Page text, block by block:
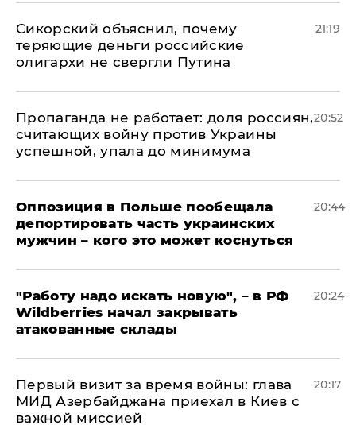
Сикорский объяснил, почему
теряющие деньги российские
олигархи не свергли Путина
21:19
​Пропаганда не работает: доля россиян,
считающих войну против Украины
успешной, упала до минимума
20:52
Оппозиция в Польше пообещала
депортировать часть украинских
мужчин – кого это может коснуться
20:44
"Работу надо искать новую", – в РФ
Wildberries начал закрывать
атакованные склады
20:24
Первый визит за время войны: глава
МИД Азербайджана приехал в Киев с
важной миссией
20:17